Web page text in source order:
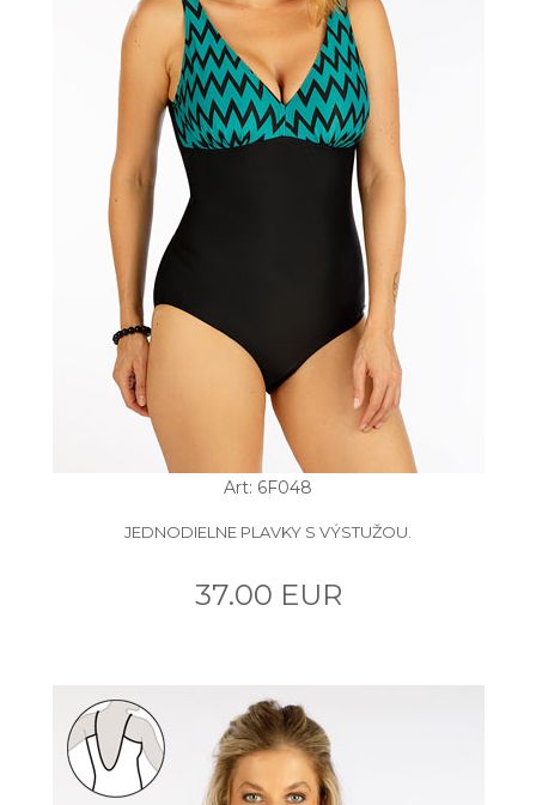
Art: 6F048
JEDNODIELNE PLAVKY S VÝSTUŽOU.
37.00 EUR